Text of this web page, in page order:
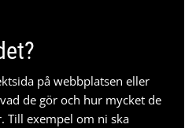
på webbplatsen eller
de gör och hur mycket de
Till exempel om ni ska